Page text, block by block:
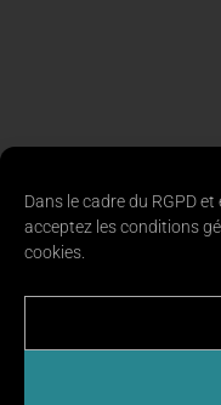
Dans le cadre du RGPD
acceptez les conditions
cookies.